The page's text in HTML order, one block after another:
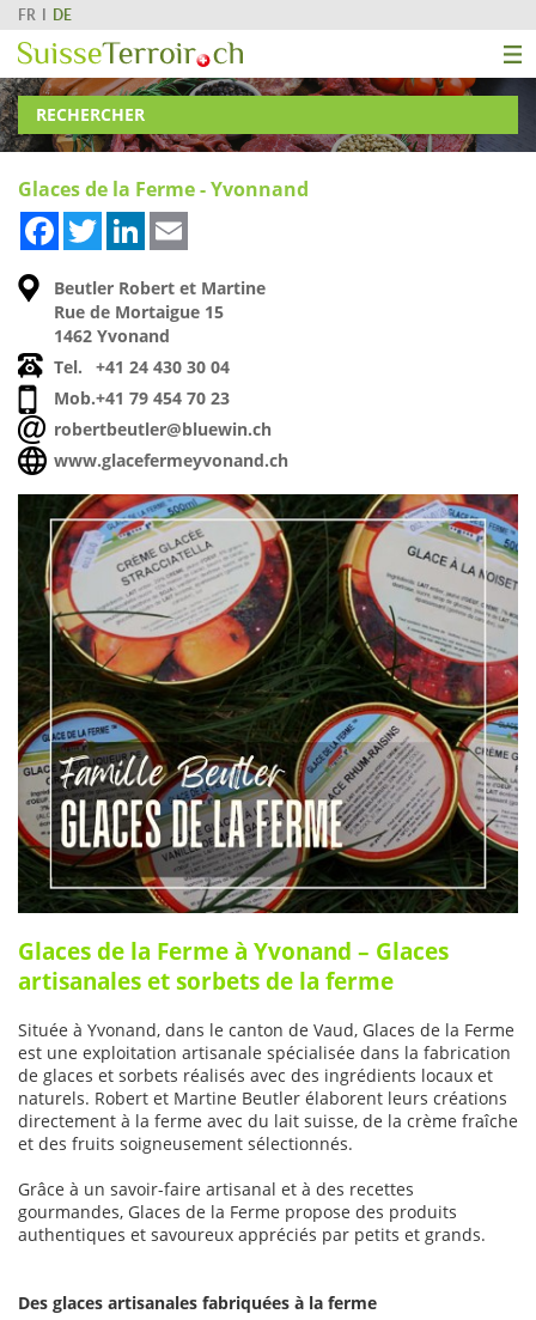
FR DE
RECHERCHER
Glaces de la Ferme - Yvonnand
FacebookTwitterLinkedIn
Beutler Robert et Martine
Rue de Mortaigue 15
1462 Yvonand
Tel.
+41 24 430 30 04
Mob.+41 79 454 70 23
robertbeutler@bluewin.ch
www.glacefermeyvonand.ch
Glaces de la Ferme à Yvonand – Glaces
artisanales et sorbets de la ferme
Située à Yvonand, dans le canton de Vaud, Glaces de la Ferme
est une exploitation artisanale spécialisée dans la fabrication
de glaces et sorbets réalisés avec des ingrédients locaux et
naturels. Robert et Martine Beutler élaborent leurs créations
directement à la ferme avec du lait suisse, de la crème fraîche
et des fruits soigneusement sélectionnés.
Grâce à un savoir-faire artisanal et à des recettes
gourmandes, Glaces de la Ferme propose des produits
authentiques et savoureux appréciés par petits et grands.
Des glaces artisanales fabriquées à la ferme